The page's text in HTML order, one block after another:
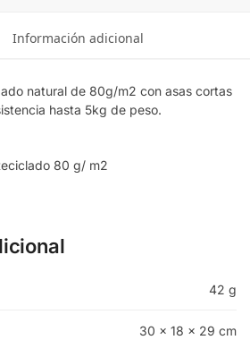
Información adicional
natural de 80g/m2 con asas cortas
hasta 5kg de peso.
80 g/ m2
42 g
30 × 18 × 29 cm